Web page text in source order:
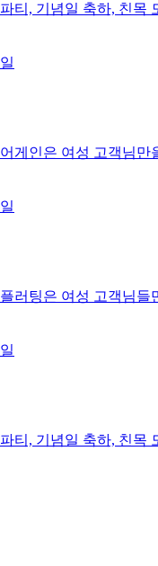
티, 기념일 축하, 친목
게인은 여성 고객님
러팅은 여성 고객님
티, 기념일 축하, 친목